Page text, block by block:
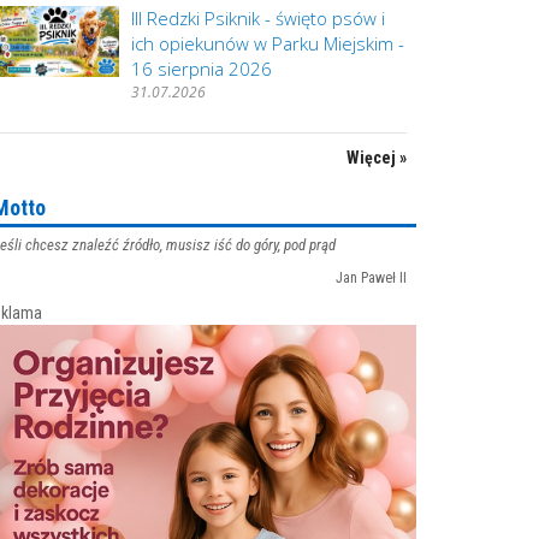
III Redzki Psiknik - święto psów i
ich opiekunów w Parku Miejskim -
16 sierpnia 2026
31.07.2026
Więcej »
chcesz znaleźć źródło, musisz iść do góry, pod prąd
Jan Paweł II